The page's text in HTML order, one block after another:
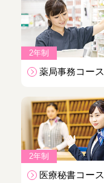
2年制
薬局事務コース
2年制
医療秘書コース